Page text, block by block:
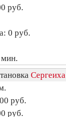
руб.
0 руб.
Сергеиха
руб.
руб.